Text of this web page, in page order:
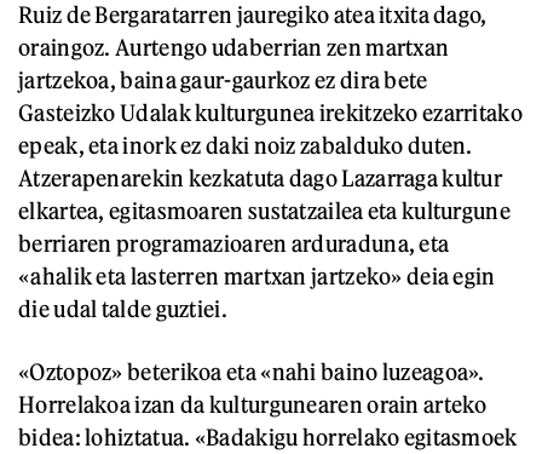
Ruiz de Bergaratarren jauregiko atea itxita dago,
oraingoz. Aurtengo udaberrian zen martxan
jartzekoa, baina gaur-gaurkoz ez dira bete
Gasteizko Udalak kulturgunea irekitzeko ezarritako
epeak, eta inork ez daki noiz zabalduko duten.
Atzerapenarekin kezkatuta dago Lazarraga kultur
elkartea, egitasmoaren sustatzailea eta kulturgune
berriaren programazioaren arduraduna, eta
«ahalik eta lasterren martxan jartzeko» deia egin
die udal talde guztiei.
«Oztopoz» beterikoa eta «nahi baino luzeagoa».
Horrelakoa izan da kulturgunearen orain arteko
bidea: lohiztatua. «Badakigu horrelako egitasmoek